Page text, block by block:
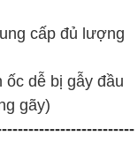
cấp đủ lượng
dễ bị gẫy đầu
gãy)